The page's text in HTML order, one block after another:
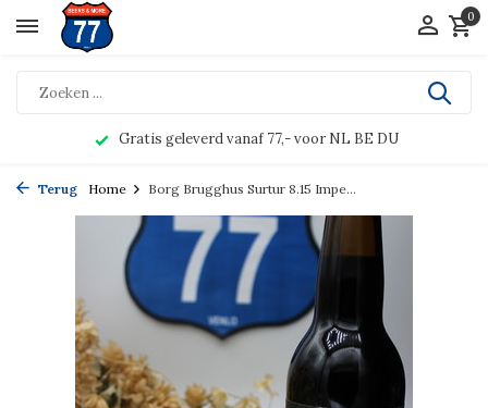
0
Gratis geleverd vanaf 77,- voor NL BE DU
Terug Home Borg Brugghus Surtur 8.15 Impe...